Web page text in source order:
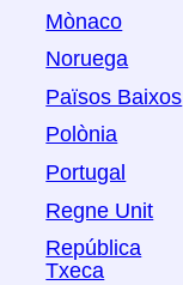
Mònaco
Noruega
Països Baixos
Polònia
Portugal
Regne Unit
República
Txeca